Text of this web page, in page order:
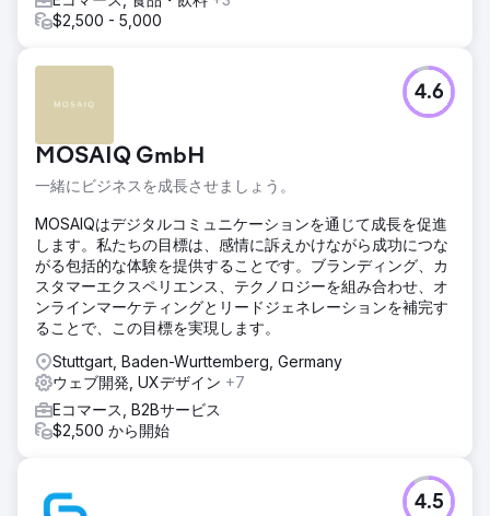
$2,500 - 5,000
MOSAIQ GmbH
一緒にビジネスを成長させましょう。
4.6
MOSAIQはデジタルコミュニケーションを通じて成長を促進
します。私たちの目標は、感情に訴えかけながら成功につな
がる包括的な体験を提供することです。ブランディング、カ
スタマーエクスペリエンス、テクノロジーを組み合わせ、オ
ンラインマーケティングとリードジェネレーションを補完す
ることで、この目標を実現します。
Stuttgart, Baden-Wurttemberg, Germany
ウェブ開発, UXデザイン +7
Eコマース, B2Bサービス
$2,500 から開始
4.5